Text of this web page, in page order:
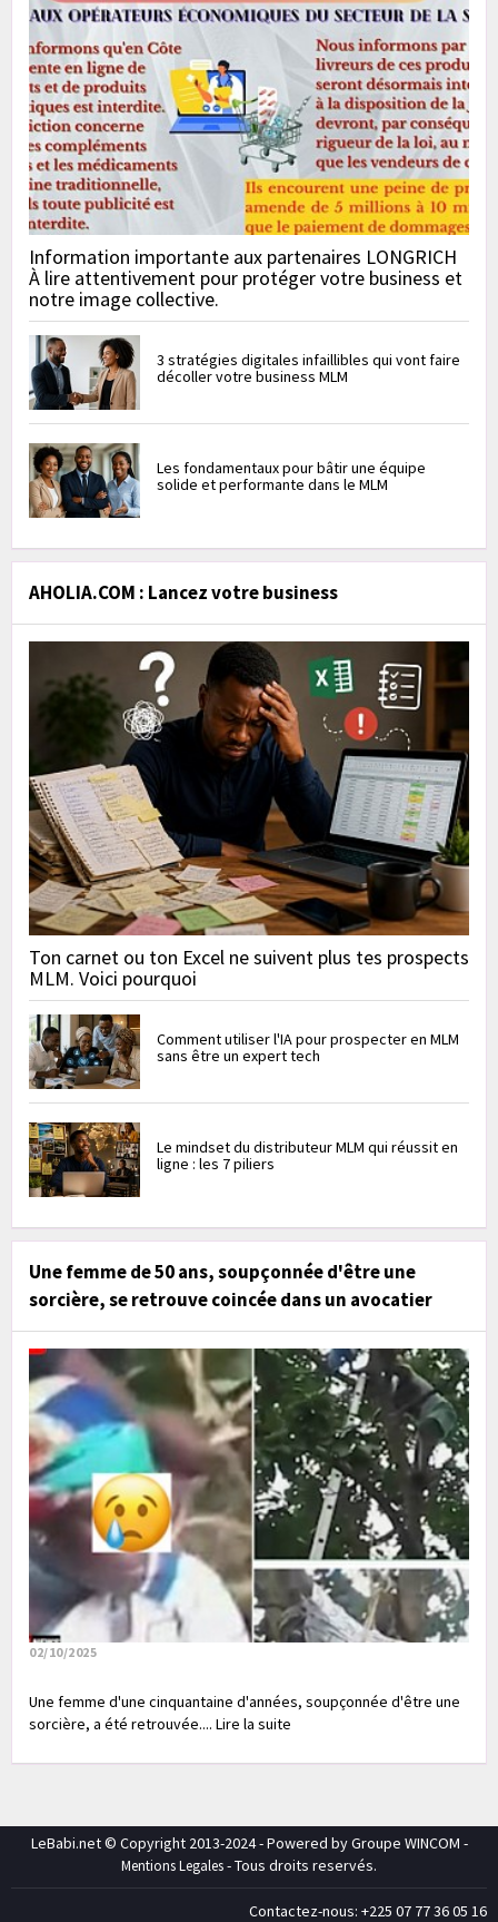
Information importante aux partenaires LONGRICH
À lire attentivement pour protéger votre business et
notre image collective.
3 stratégies digitales infaillibles qui vont faire
décoller votre business MLM
Les fondamentaux pour bâtir une équipe
solide et performante dans le MLM
AHOLIA.COM : Lancez votre business
Ton carnet ou ton Excel ne suivent plus tes prospects
MLM. Voici pourquoi
Comment utiliser l'IA pour prospecter en MLM
sans être un expert tech
Le mindset du distributeur MLM qui réussit en
ligne : les 7 piliers
Une femme de 50 ans, soupçonnée d'être une
sorcière, se retrouve coincée dans un avocatier
02/10/2025
Une femme d'une cinquantaine d'années, soupçonnée d'être une
sorcière, a été retrouvée.... Lire la suite
LeBabi.net © Copyright 2013-2024 - Powered by Groupe WINCOM -
Mentions Legales- Tous droits reservés.
Contactez-nous: +225 07 77 36 05 16